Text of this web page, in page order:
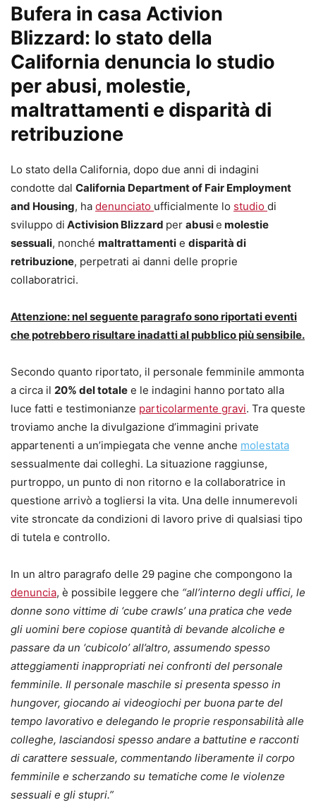
Bufera in casa Activion
Blizzard: lo stato della
California denuncia lo studio
per abusi, molestie,
maltrattamenti e disparità di
retribuzione
Lo stato della California, dopo due anni di indagini
condotte dal California Department of Fair Employment
and Housing, ha denunciato ufficialmente lo studio di
sviluppo di Activision Blizzard per abusie molestie
sessuali, nonché maltrattamenti e disparità di
retribuzione, perpetrati ai danni delle proprie
collaboratrici.
Attenzione: nel seguente paragrafo sono riportati eventi
che potrebbero risultare inadatti al pubblico più sensibile.
Secondo quanto riportato, il personale femminile ammonta
a circa il 20% del totale e le indagini hanno portato alla
luce fatti e testimonianze particolarmente gravi. Tra queste
troviamo anche la divulgazione d’immagini private
appartenenti a un’impiegata che venne anche molestata
sessualmente dai colleghi. La situazione raggiunse,
purtroppo, un punto di non ritorno e la collaboratrice in
questione arrivò a togliersi la vita. Una delle innumerevoli
vite stroncate da condizioni di lavoro prive di qualsiasi tipo
di tutela e controllo.
In un altro paragrafo delle 29 pagine che compongono la
denuncia, è possibile leggere che “all’interno degli uffici, le
donne sono vittime di ‘cube crawls’ una pratica che vede
gli uomini bere copiose quantità di bevande alcoliche e
passare da un ‘cubicolo’ all’altro, assumendo spesso
atteggiamenti inappropriati nei confronti del personale
femminile. Il personale maschile si presenta spesso in
hungover, giocando ai videogiochi per buona parte del
tempo lavorativo e delegando le proprie responsabilità alle
colleghe, lasciandosi spesso andare a battutine e racconti
di carattere sessuale, commentando liberamente il corpo
femminile e scherzando su tematiche come le violenze
sessuali e gli stupri.”